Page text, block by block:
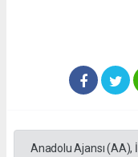
Anadolu Ajansı (AA),